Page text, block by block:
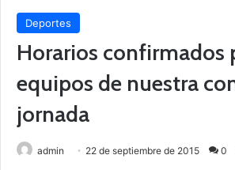
Deportes
Horarios confirmados
equipos de nuestra
jornada
admin 22 de septiembre de 2015 0